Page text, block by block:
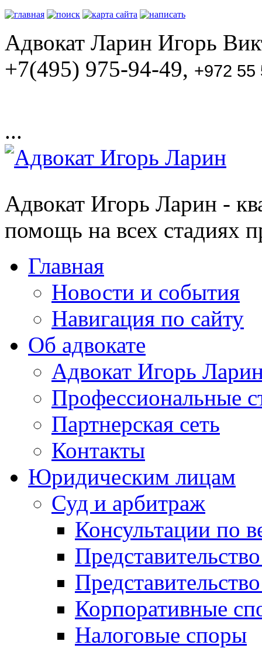
Адвокат Ларин Игорь
+7(495) 975-94-49, +972 55
...
Адвокат Игорь Ларин -
помощь на всех стадиях
Главная
Новости и события
Навигация по сайту
Об адвокате
Адвокат Игорь
Профессиональные
Партнерская сеть
Контакты
Юридическим лицам
Суд и арбитраж
Консультации по
Корпоративные
Налоговые споры